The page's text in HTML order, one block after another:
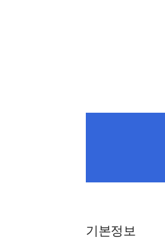
기본정보